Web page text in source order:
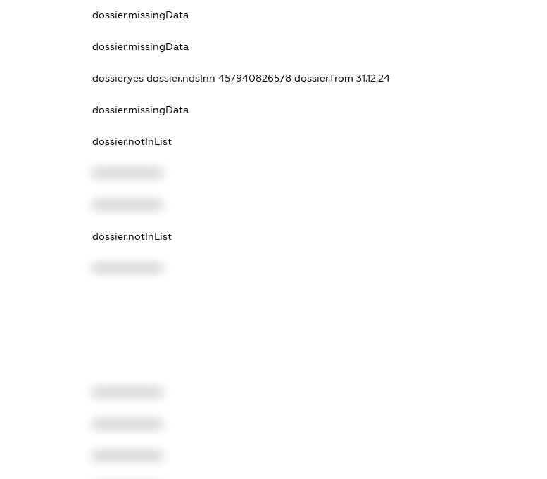
dossier.missingData
dossier.missingData
dossier.yes dossier.ndsInn 457940826578 dossier.from 31.12.24
dossier.missingData
dossier.notInList
dossier.notInList